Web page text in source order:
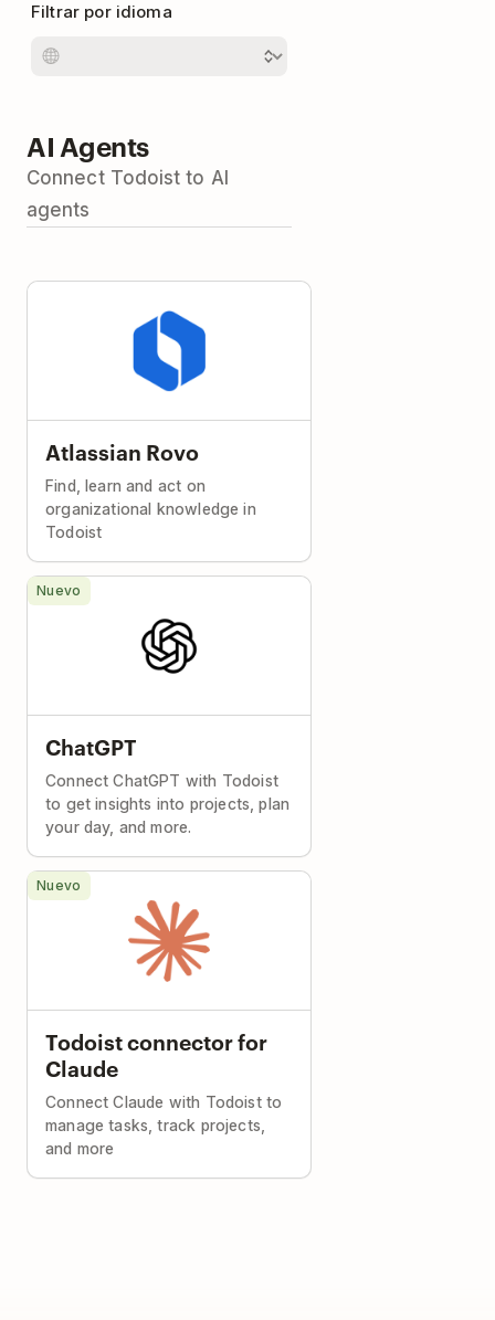
Filtrar por idioma
AI Agents
Connect Todoist to AI
agents
Atlassian Rovo
Find, learn and act on
organizational knowledge in
Todoist
ChatGPT
Connect ChatGPT with Todoist
to get insights into projects, plan
your day, and more.
Nuevo
Todoist connector for
Claude
Connect Claude with Todoist to
manage tasks, track projects,
and more
Nuevo